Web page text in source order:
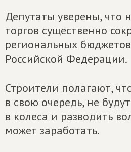
Депутаты уверены, что
торгов существенно
региональных бюджетов
Российской Федерации.
Строители полагают,
в свою очередь, не
в колеса и разводить
может заработать.